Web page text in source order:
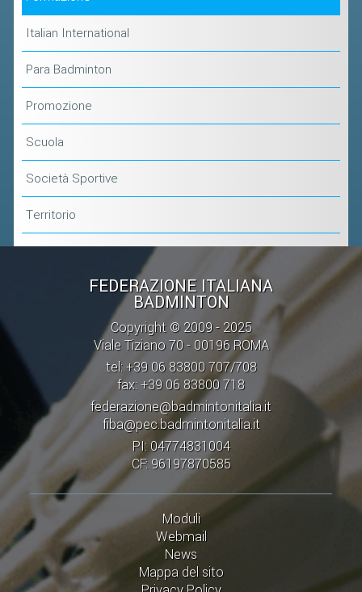
Italian International
Para Badminton
Promozione
Scuola
Società Sportive
Territorio
FEDERAZIONE ITALIANA
BADMINTON
Copyright © 2009 - 2025
Viale Tiziano 70 - 00196 ROMA
tel: +39 06 83800 707/708
fax: +39 06 83800 718
federazione@badmintonitalia.it
fiba@pec.badmintonitalia.it
PI: 04774831004
CF: 96197870585
Moduli
Webmail
News
Mappa del sito
NUOVI GIOCHI DELLA GIOVENTÙ
PROGETTI CONI
FORMAZIONE
VOLA CON NOI
DIRIGENTI
CORSI
MATERIALE DIDATTICO
DOCUMENTAZIONE E RICERCA
CONVENZIONI UNIVERSITÀ
DOCENTI FORMATORI
(D)ISTANTI DI B@DMINTON
ALBI FEDERALI
FEDERAZIONE TRASPARENTE
AMMISSIONE, AFFILIAZIONE E
REVOCA DI SOCIETÀ, ASSOCIAZIONI
E TESSERATI